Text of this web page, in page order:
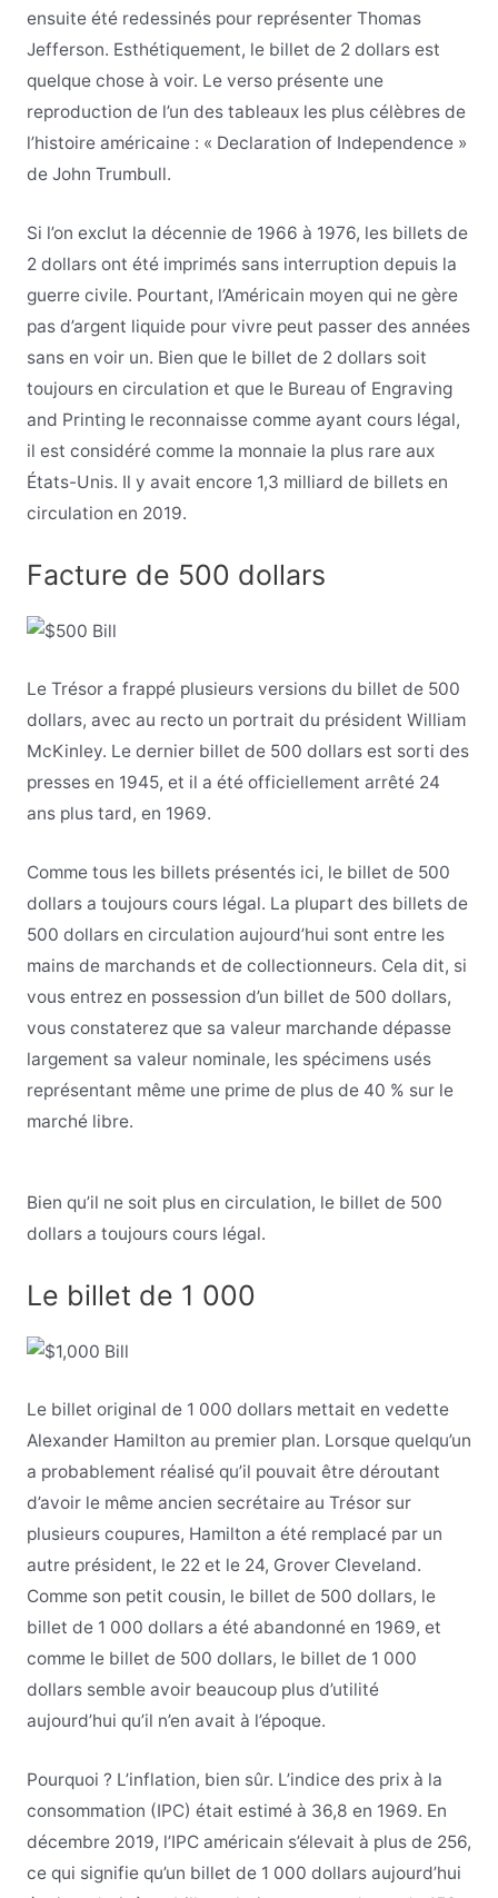
ensuite été redessinés pour représenter Thomas
Jefferson. Esthétiquement, le billet de 2 dollars est
quelque chose à voir. Le verso présente une
reproduction de l’un des tableaux les plus célèbres de
l’histoire américaine : « Declaration of Independence »
de John Trumbull.
Si l’on exclut la décennie de 1966 à 1976, les billets de
2 dollars ont été imprimés sans interruption depuis la
guerre civile. Pourtant, l’Américain moyen qui ne gère
pas d’argent liquide pour vivre peut passer des années
sans en voir un. Bien que le billet de 2 dollars soit
toujours en circulation et que le Bureau of Engraving
and Printing le reconnaisse comme ayant cours légal,
il est considéré comme la monnaie la plus rare aux
États-Unis. Il y avait encore 1,3 milliard de billets en
circulation en 2019.
Facture de 500 dollars
Le Trésor a frappé plusieurs versions du billet de 500
dollars, avec au recto un portrait du président William
McKinley. Le dernier billet de 500 dollars est sorti des
presses en 1945, et il a été officiellement arrêté 24
ans plus tard, en 1969.
Comme tous les billets présentés ici, le billet de 500
dollars a toujours cours légal. La plupart des billets de
500 dollars en circulation aujourd’hui sont entre les
mains de marchands et de collectionneurs. Cela dit, si
vous entrez en possession d’un billet de 500 dollars,
vous constaterez que sa valeur marchande dépasse
largement sa valeur nominale, les spécimens usés
représentant même une prime de plus de 40 % sur le
marché libre.
Bien qu’il ne soit plus en circulation, le billet de 500
dollars a toujours cours légal.
Le billet de 1 000
Le billet original de 1 000 dollars mettait en vedette
Alexander Hamilton au premier plan. Lorsque quelqu’un
a probablement réalisé qu’il pouvait être déroutant
d’avoir le même ancien secrétaire au Trésor sur
plusieurs coupures, Hamilton a été remplacé par un
autre président, le 22 et le 24, Grover Cleveland.
Comme son petit cousin, le billet de 500 dollars, le
billet de 1 000 dollars a été abandonné en 1969, et
comme le billet de 500 dollars, le billet de 1 000
dollars semble avoir beaucoup plus d’utilité
aujourd’hui qu’il n’en avait à l’époque.
Pourquoi ? L’inflation, bien sûr. L’indice des prix à la
consommation (IPC) était estimé à 36,8 en 1969. En
décembre 2019, l’IPC américain s’élevait à plus de 256,
ce qui signifie qu’un billet de 1 000 dollars aujourd’hui